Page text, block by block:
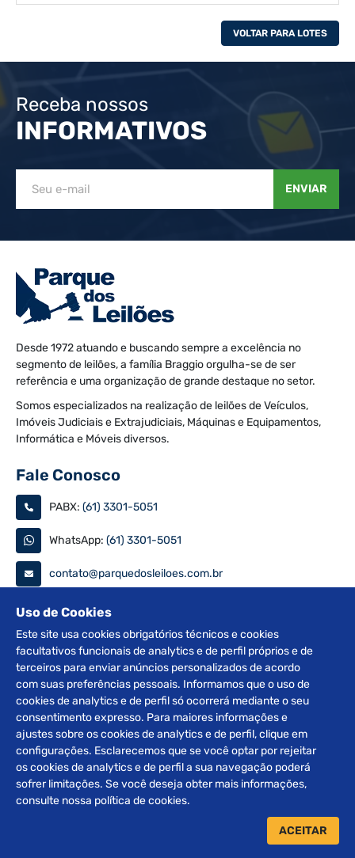
VOLTAR PARA LOTES
Receba nossos
INFORMATIVOS
ENVIAR
Desde 1972 atuando e buscando sempre a excelência no
segmento de leilões, a família Braggio orgulha-se de ser
referência e uma organização de grande destaque no setor.
Somos especializados na realização de leilões de Veículos,
Imóveis Judiciais e Extrajudiciais, Máquinas e Equipamentos,
Informática e Móveis diversos.
Fale Conosco
PABX: (61) 3301-5051
WhatsApp: (61) 3301-5051
contato@parquedosleiloes.com.br
Consulte seu documento
PESQUISAR
Siga nas redes
2012 © Copyright Parque dos Leilões. Desenvolvido por
Uso de Cookies
Este site usa cookies obrigatórios técnicos e cookies
facultativos funcionais de analytics e de perfil próprios e de
terceiros para enviar anúncios personalizados de acordo
com suas preferências pessoais. Informamos que o uso de
cookies de analytics e de perfil só ocorrerá mediante o seu
consentimento expresso. Para maiores informações e
ajustes sobre os cookies de analytics e de perfil, clique em
configurações. Esclarecemos que se você optar por rejeitar
os cookies de analytics e de perfil a sua navegação poderá
sofrer limitações. Se você deseja obter mais informações,
consulte nossa política de cookies.
ACEITAR